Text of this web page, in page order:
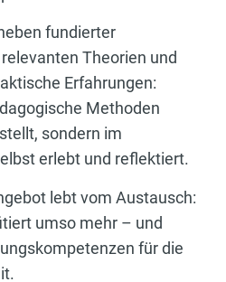
fundierter
Theorien und
Erfahrungen:
Methoden
sondern im
erlebt und reflektiert.
lebt vom Austausch:
umso mehr – und
für die